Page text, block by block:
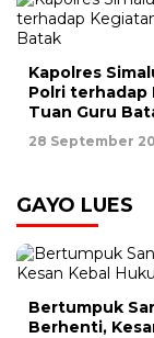
Kapolres
Polri terhadap
Tuan Guru
28 September
GAYO LUES
Bertumpuk
Berhenti,